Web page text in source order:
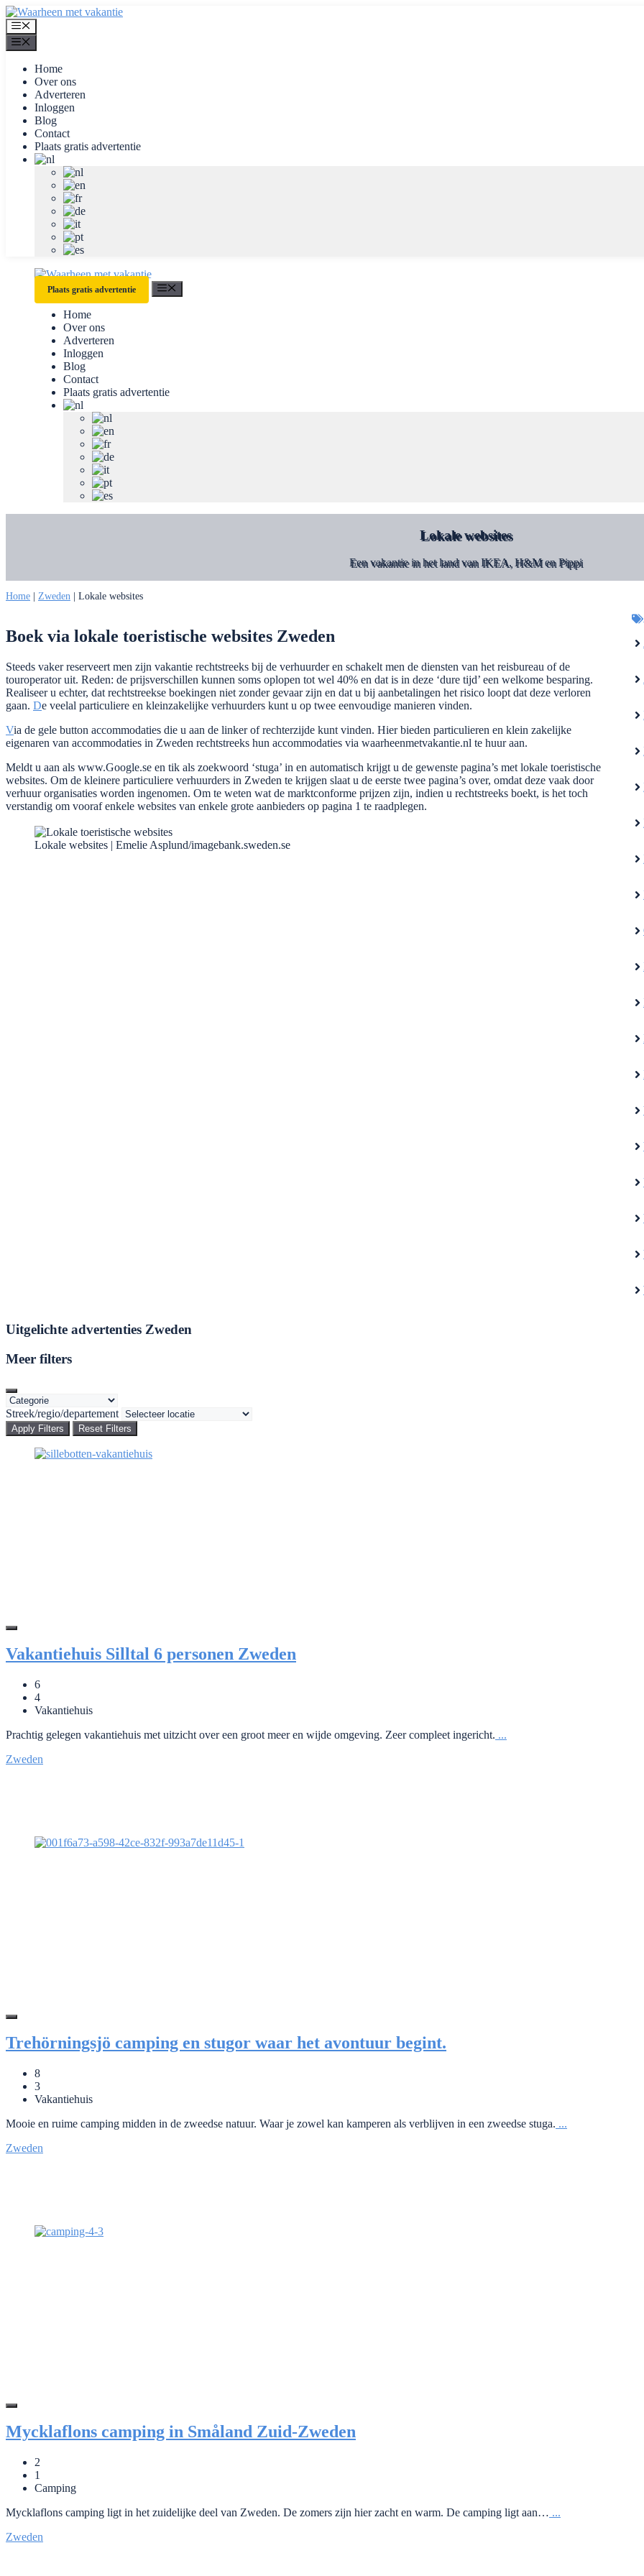
Ga
naar
de
inhoud
Menu
Home
Over ons
Adverteren
Inloggen
Blog
Contact
Plaats gratis advertentie
Plaats gratis advertentie
Home
Over ons
Adverteren
Inloggen
Blog
Contact
Plaats gratis advertentie
Lokale websites
Een vakantie in het land van IKEA, H&M en Pippi
Home Zweden Lokale websites
Boek via lokale toeristische websites Zweden
Steeds vaker reserveert men zijn vakantie rechtstreeks bij de verhuurder en schakelt men de diensten van het reisbureau of de
touroperator uit. Reden: de prijsverschillen kunnen soms oplopen tot wel 40% en dat is in deze ‘dure tijd’ een welkome besparing.
Realiseer u echter, dat rechtstreekse boekingen niet zonder gevaar zijn en dat u bij aanbetalingen het risico loopt dat deze verloren
gaan. De veelal particuliere en kleinzakelijke verhuurders kunt u op twee eenvoudige manieren vinden.
Via de gele button accommodaties die u aan de linker of rechterzijde kunt vinden. Hier bieden particulieren en klein zakelijke
eigenaren van accommodaties in Zweden rechtstreeks hun accommodaties via waarheenmetvakantie.nl te huur aan.
Meldt u aan als www.Google.se en tik als zoekwoord ‘stuga’ in en automatisch krijgt u de gewenste pagina’s met lokale toeristische
websites. Om de kleinere particuliere verhuurders in Zweden te krijgen slaat u de eerste twee pagina’s over, omdat deze vaak door
verhuur organisaties worden ingenomen. Om te weten wat de marktconforme prijzen zijn, indien u rechtstreeks boekt, is het toch
verstandig om vooraf enkele websites van enkele grote aanbieders op pagina 1 te raadplegen.
Lokale websites | Emelie Asplund/imagebank.sweden.se
Uitgelichte advertenties Zweden
Meer filters
Streek/regio/departement
Apply Filters Reset Filters
Vakantiehuis Silltal 6 personen Zweden
6
4
Vakantiehuis
Prachtig gelegen vakantiehuis met uitzicht over een groot meer en wijde omgeving. Zeer compleet ingericht. ...
Zweden
Trehörningsjö camping en stugor waar het avontuur begint.
8
3
Vakantiehuis
Mooie en ruime camping midden in de zweedse natuur. Waar je zowel kan kamperen als verblijven in een zweedse stuga. ...
Zweden
Mycklaflons camping in Småland Zuid-Zweden
2
1
Camping
Mycklaflons camping ligt in het zuidelijke deel van Zweden. De zomers zijn hier zacht en warm. De camping ligt aan… ...
Zweden